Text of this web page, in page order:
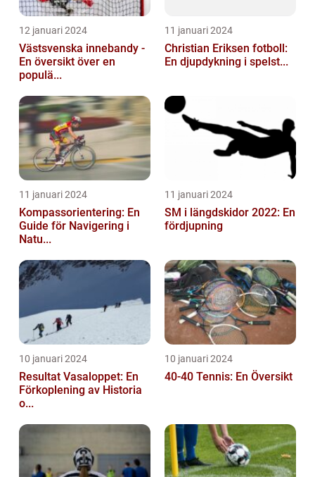
12 januari 2024
Västsvenska innebandy -
En översikt över en
populä...
11 januari 2024
Christian Eriksen fotboll:
En djupdykning i spelst...
11 januari 2024
Kompassorientering: En
Guide för Navigering i
Natu...
11 januari 2024
SM i längdskidor 2022: En
fördjupning
10 januari 2024
Resultat Vasaloppet: En
Förkoplening av Historia
o...
10 januari 2024
40-40 Tennis: En Översikt